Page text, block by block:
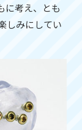
に考え、とも
しみにしてい